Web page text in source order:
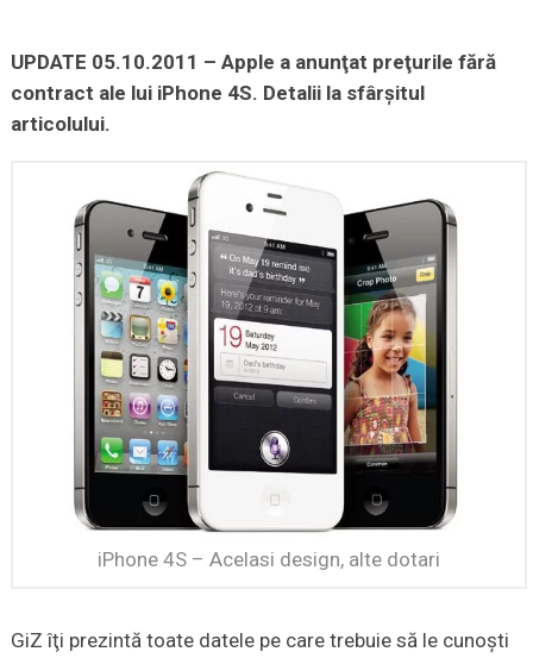
UPDATE 05.10.2011 – Apple a anunţat preţurile fără
contract ale lui iPhone 4S. Detalii la sfârşitul
articolului.
iPhone 4S – Acelasi design, alte dotari
GiZ îţi prezintă toate datele pe care trebuie să le cunoşti